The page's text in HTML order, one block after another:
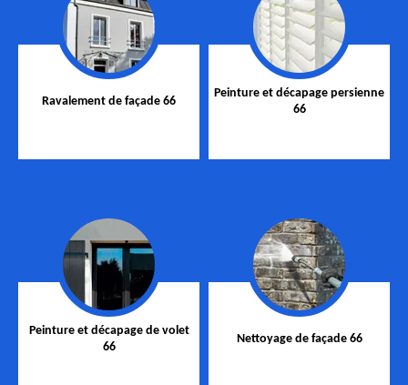
Ravalement de façade 66
Peinture et décapage persienne
66
Peinture et décapage de volet
66
Nettoyage de façade 66